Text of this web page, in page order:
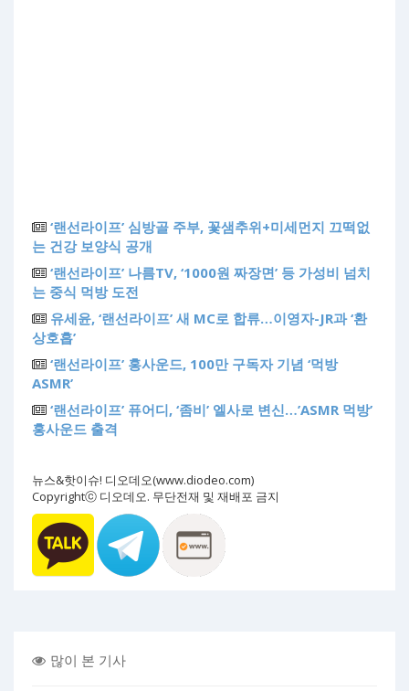
‘랜선라이프’ 심방골 주부, 꽃샘추위+미세먼지 끄떡없
는 건강 보양식 공개
‘랜선라이프’ 나름TV, ‘1000원 짜장면’ 등 가성비 넘치
는 중식 먹방 도전
유세윤, ‘랜선라이프’ 새 MC로 합류…이영자-JR과 ‘환
상호흡’
‘랜선라이프’ 홍사운드, 100만 구독자 기념 ‘먹방
ASMR’
‘랜선라이프’ 퓨어디, ‘좀비’ 엘사로 변신…’ASMR 먹방’
홍사운드 출격
뉴스&핫이슈! 디오데오(www.diodeo.com)
Copyrightⓒ 디오데오. 무단전재 및 재배포 금지
많이 본 기사